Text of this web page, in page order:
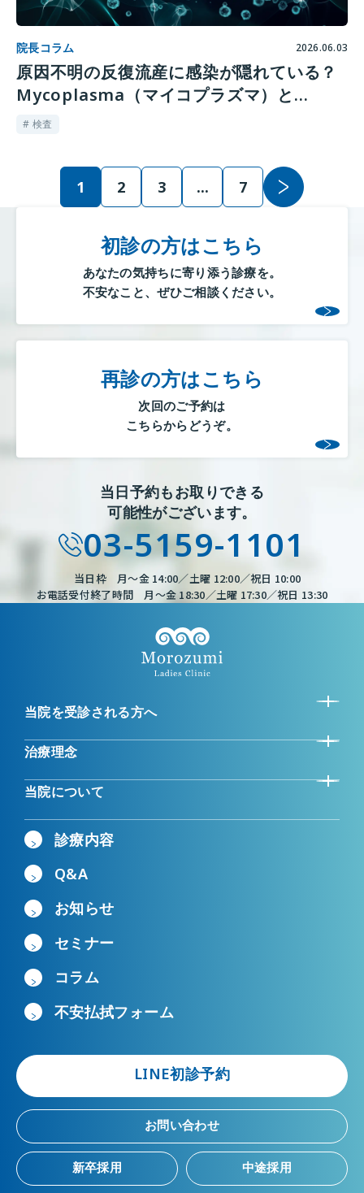
院長コラム 2026.06.03
原因不明の反復流産に感染が隠れている？
Mycoplasma（マイコプラズマ）と
Ureaplasma（ウレアプラズマ）の最新大
# 検査
1 2 3 ... 7
初診の方はこちら
あなたの気持ちに寄り添う診療を。
不安なこと、ぜひご相談ください。
再診の方はこちら
次回のご予約は
こちらからどうぞ。
当日予約もお取りできる
可能性がございます。
03-5159-1101
当日枠 月～金 14:00／土曜 12:00／祝日 10:00
お電話受付終了時間 月～金 18:30／土曜 17:30／祝日 13:30
当院を受診される方へ
治療理念
当院について
診療内容
Q&A
お知らせ
セミナー
コラム
不安払拭フォーム
LINE初診予約
お問い合わせ
新卒採用 中途採用